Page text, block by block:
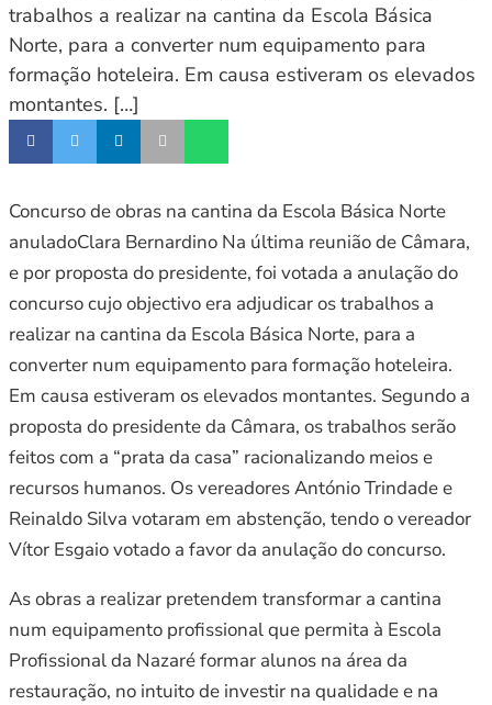
trabalhos a realizar na cantina da Escola Básica
Norte, para a converter num equipamento para
formação hoteleira. Em causa estiveram os elevados
montantes. […]
Concurso de obras na cantina da Escola Básica Norte
anuladoClara Bernardino Na última reunião de Câmara,
e por proposta do presidente, foi votada a anulação do
concurso cujo objectivo era adjudicar os trabalhos a
realizar na cantina da Escola Básica Norte, para a
converter num equipamento para formação hoteleira.
Em causa estiveram os elevados montantes. Segundo a
proposta do presidente da Câmara, os trabalhos serão
feitos com a “prata da casa” racionalizando meios e
recursos humanos. Os vereadores António Trindade e
Reinaldo Silva votaram em abstenção, tendo o vereador
Vítor Esgaio votado a favor da anulação do concurso.
As obras a realizar pretendem transformar a cantina
num equipamento profissional que permita à Escola
Profissional da Nazaré formar alunos na área da
restauração, no intuito de investir na qualidade e na